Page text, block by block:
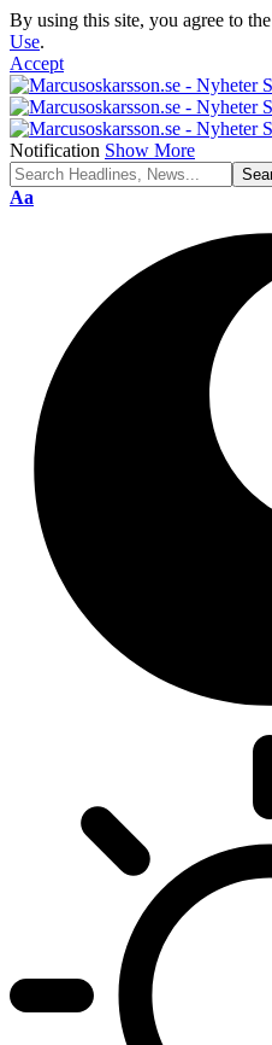
By using this site, you agree to the
Use.
Accept
Notification Show More
Font
Aa